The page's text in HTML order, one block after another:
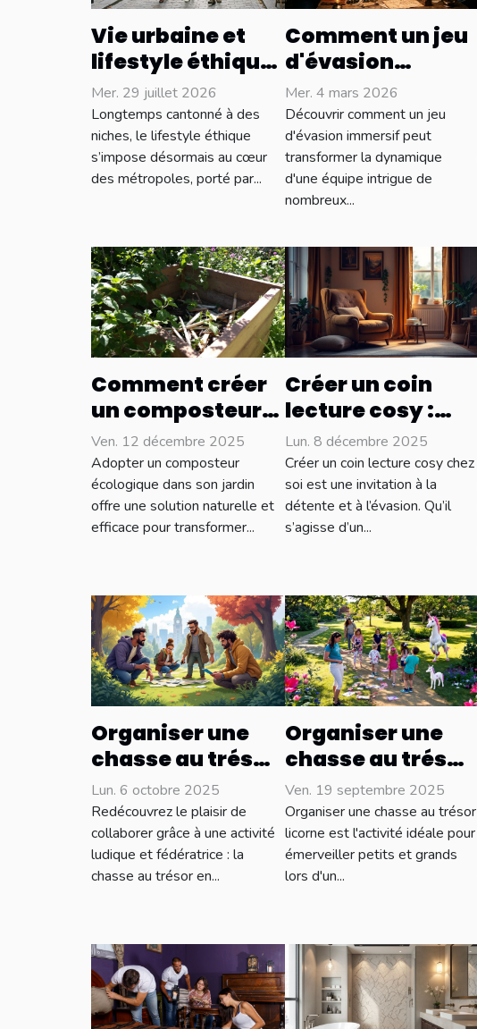
Vie urbaine et
lifestyle éthique :
concilier style et
conscience
sociale
Mer. 29 juillet 2026
Longtemps cantonné à des
niches, le lifestyle éthique
s’impose désormais au cœur
des métropoles, porté par...
Comment un jeu
d'évasion
immersif
renforce-t-il les
liens d'équipe ?
Mer. 4 mars 2026
Découvrir comment un jeu
d'évasion immersif peut
transformer la dynamique
d'une équipe intrigue de
nombreux...
Comment créer
un composteur
écologique pour
votre jardin ?
Ven. 12 décembre 2025
Adopter un composteur
écologique dans son jardin
offre une solution naturelle et
efficace pour transformer...
Créer un coin
lecture cosy :
idées et
inspirations
Lun. 8 décembre 2025
Créer un coin lecture cosy chez
soi est une invitation à la
détente et à l’évasion. Qu’il
s’agisse d’un...
Organiser une
chasse au trésor
pour renforcer la
cohésion
d’équipe
Lun. 6 octobre 2025
Redécouvrez le plaisir de
collaborer grâce à une activité
ludique et fédératrice : la
chasse au trésor en...
Organiser une
chasse au trésor
licorne pour
différents âges
Ven. 19 septembre 2025
Organiser une chasse au trésor
licorne est l'activité idéale pour
émerveiller petits et grands
lors d'un...